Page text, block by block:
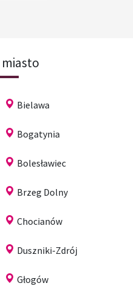
miasto
Bielawa
Bogatynia
Bolesławiec
Brzeg Dolny
Chocianów
Duszniki-Zdrój
Głogów